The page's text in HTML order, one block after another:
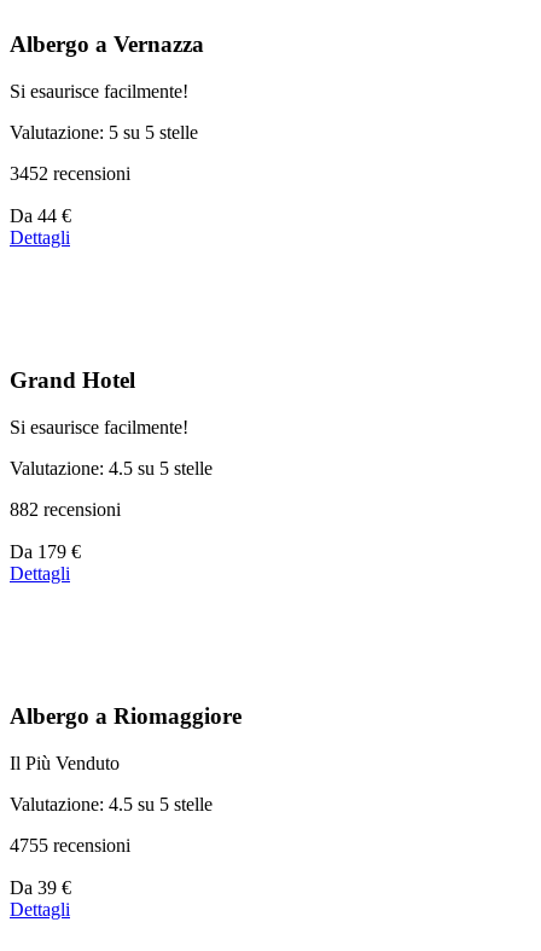
Albergo a Vernazza
Si esaurisce facilmente!
Valutazione: 5 su 5 stelle
3452 recensioni
Prezzo
a
Da 44 €
Dettagli
Grand Hotel
Si esaurisce facilmente!
Valutazione: 4.5 su 5 stelle
882 recensioni
Prezzo
a
Da 179 €
Dettagli
Albergo a Riomaggiore
Il Più Venduto
Valutazione: 4.5 su 5 stelle
4755 recensioni
Prezzo
a
Da 39 €
Dettagli